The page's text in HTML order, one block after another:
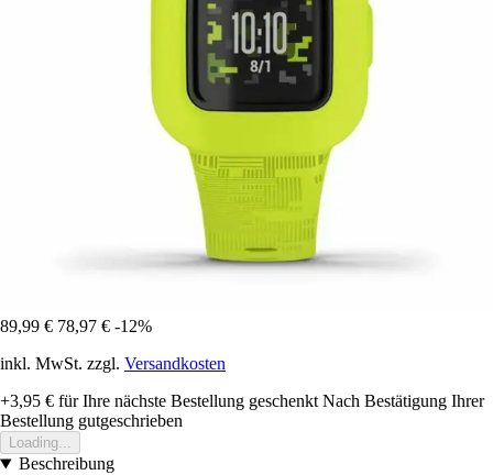
89,99 € 78,97 € -12%
inkl. MwSt. zzgl. Versandkosten
+3,95 € für Ihre nächste Bestellung geschenkt Nach Bestätigung Ihrer
Bestellung gutgeschrieben
Loading...
Beschreibung